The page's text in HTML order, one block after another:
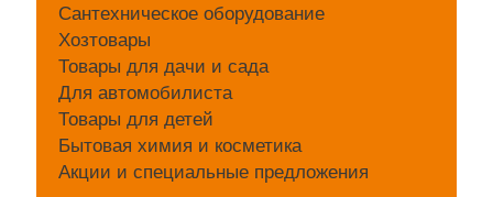
Сантехническое оборудование
Хозтовары
Товары для дачи и сада
Для автомобилиста
Товары для детей
Бытовая химия и косметика
Акции и специальные предложения